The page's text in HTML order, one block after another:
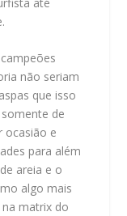
não seriam
que isso
de
ocasião e
para além
areia e o
algo mais
matrix do